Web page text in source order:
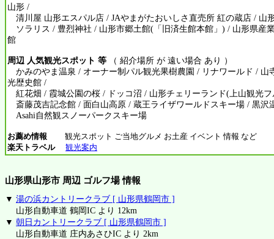
山形 /
清川屋 山形エスパル店 / JAやまがたおいしさ直売所 紅の蔵店 / 山
ソラリス / 豊烈神社 / 山形市郷土館(「旧済生館本館」) / 山形県産
館
周辺 人気観光スポット 等 （ 紹介場所 が 遠い場合 あり ）
かみのやま温泉 / オーナー制パル観光果樹農園 / リナワールド / 山
光歴史館 /
紅花畑 / 霞城公園の桜 / ドッコ沼 / 山形チェリーランド(上山観光
斎藤茂吉記念館 / 面白山高原 / 蔵王ライザワールドスキー場 / 黒沢
Asahi自然観スノーパークスキー場
お薦め情報
観光スポット ご当地グルメ お土産 イベント 情報 など
楽天トラベル
観光案内
山形県山形市 周辺 ゴルフ場 情報
▼ 湯の浜カントリークラブ [ 山形県鶴岡市 ]
山形自動車道 鶴岡IC より 12km
▼ 朝日カントリークラブ [ 山形県鶴岡市 ]
山形自動車道 庄内あさひIC より 2km